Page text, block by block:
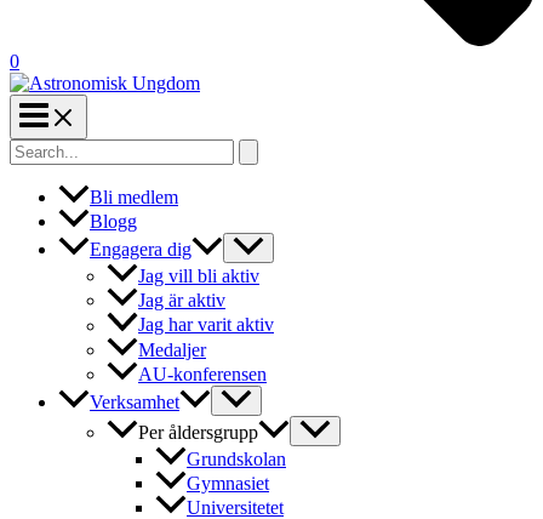
0
Search
for:
Bli medlem
Blogg
Engagera dig
Jag vill bli aktiv
Jag är aktiv
Jag har varit aktiv
Medaljer
AU-konferensen
Verksamhet
Per åldersgrupp
Grundskolan
Gymnasiet
Universitetet